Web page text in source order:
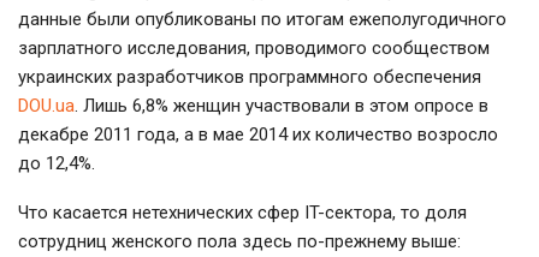
данные были опубликованы по итогам ежеполугодичного
зарплатного исследования, проводимого сообществом
украинских разработчиков программного обеспечения
DOU.ua. Лишь 6,8% женщин участвовали в этом опросе в
декабре 2011 года, а в мае 2014 их количество возросло
до 12,4%.
Что касается нетехнических сфер IT-сектора, то доля
сотрудниц женского пола здесь по-прежнему выше: